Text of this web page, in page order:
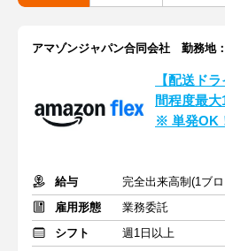
アマゾンジャパン合同会社 勤務地
【配送ド
間程度最
※ 単発OK
給与
完全出来高制(1ブロ
雇用形態
業務委託
シフト
週1日以上